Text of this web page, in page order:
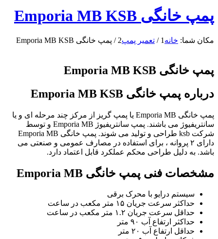
پمپ خانگی Emporia MB KSB
مکان شما: خانه 1
/ تعمیر پمپ2
/ پمپ خانگی Emporia MB KSB
پمپ خانگی Emporia MB KSB
درباره پمپ خانگی Emporia MB KSB
پمپ خانگی Emporia MB یا پمپ گریز از مرکز چند مرحله ای و یا
سانتریفیوژ می باشند. پمپ سانتریفیوژ Emporia MB و توسط
شرکت ksb طراحی و تولید می شوند. پمپ خانگی Emporia MB
دارای ۲ پروانه ، برای استفاده در مصارف عمومی و صنعتی می
باشد. به دلیل طراحی محکم عملکرد قابل اعتماد دارد.
مشخصات فنی پمپ خانگی Emporia MB
سیستم درایو با محرک برقی
حداکثر سرعت جریان ۱۵ متر مکعب در ساعت
حداقل سرعت جریان ۱.۲ متر مکعب در ساعت
حداکثر ارتفاع آب ۹۰ متر
حداقل ارتفاع آب ۲۰ متر